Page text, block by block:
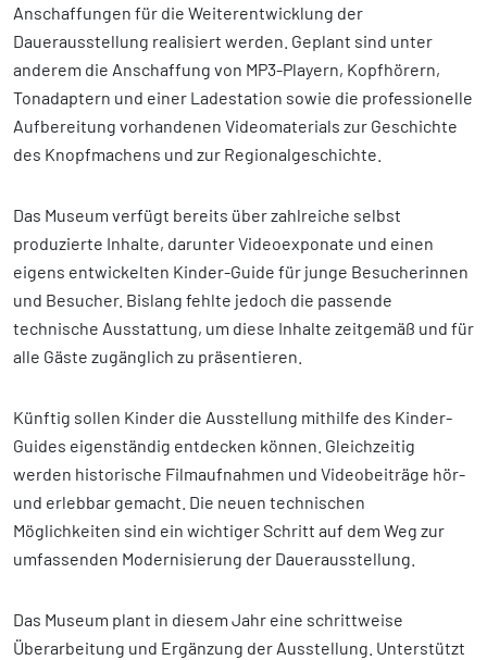
Anschaffungen für die Weiterentwicklung der
Dauerausstellung realisiert werden. Geplant sind unter
anderem die Anschaffung von MP3-Playern, Kopfhörern,
Tonadaptern und einer Ladestation sowie die professionelle
Aufbereitung vorhandenen Videomaterials zur Geschichte
des Knopfmachens und zur Regionalgeschichte.
Das Museum verfügt bereits über zahlreiche selbst
produzierte Inhalte, darunter Videoexponate und einen
eigens entwickelten Kinder-Guide für junge Besucherinnen
und Besucher. Bislang fehlte jedoch die passende
technische Ausstattung, um diese Inhalte zeitgemäß und für
alle Gäste zugänglich zu präsentieren.
Künftig sollen Kinder die Ausstellung mithilfe des Kinder-
Guides eigenständig entdecken können. Gleichzeitig
werden historische Filmaufnahmen und Videobeiträge hör-
und erlebbar gemacht. Die neuen technischen
Möglichkeiten sind ein wichtiger Schritt auf dem Weg zur
umfassenden Modernisierung der Dauerausstellung.
Das Museum plant in diesem Jahr eine schrittweise
Überarbeitung und Ergänzung der Ausstellung. Unterstützt